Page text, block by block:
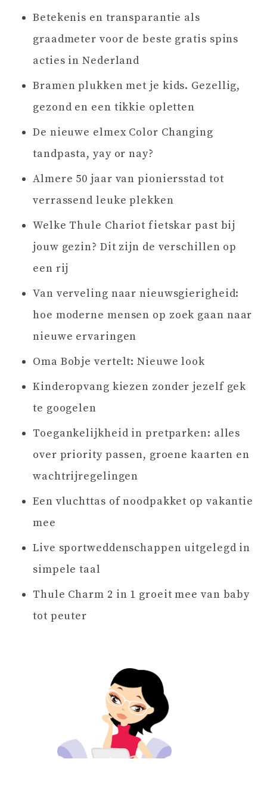
Betekenis en transparantie als
graadmeter voor de beste gratis spins
acties in Nederland
Bramen plukken met je kids. Gezellig,
gezond en een tikkie opletten
De nieuwe elmex Color Changing
tandpasta, yay or nay?
Almere 50 jaar van pioniersstad tot
verrassend leuke plekken
Welke Thule Chariot fietskar past bij
jouw gezin? Dit zijn de verschillen op
een rij
Van verveling naar nieuwsgierigheid:
hoe moderne mensen op zoek gaan naar
nieuwe ervaringen
Oma Bobje vertelt: Nieuwe look
Kinderopvang kiezen zonder jezelf gek
te googelen
Toegankelijkheid in pretparken: alles
over priority passen, groene kaarten en
wachtrijregelingen
Een vluchttas of noodpakket op vakantie
mee
Live sportweddenschappen uitgelegd in
simpele taal
Thule Charm 2 in 1 groeit mee van baby
tot peuter